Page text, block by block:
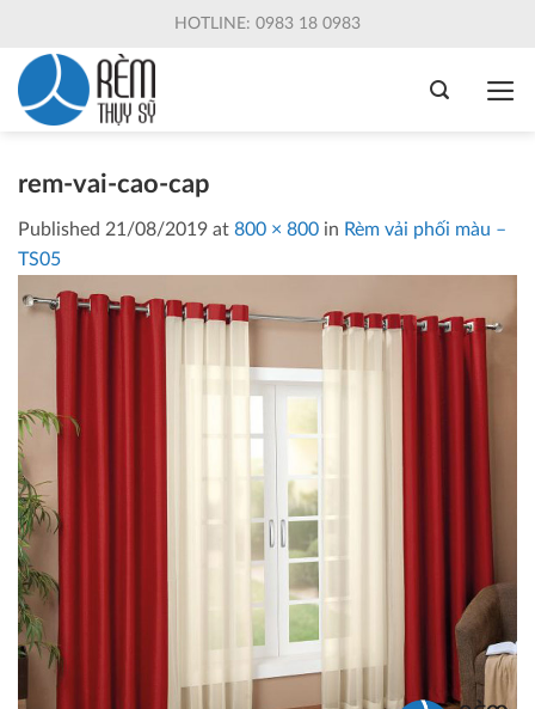
content
HOTLINE: 0983 18 0983
rem-vai-cao-cap
Published 21/08/2019 at 800 × 800 in Rèm vải phối màu –
TS05